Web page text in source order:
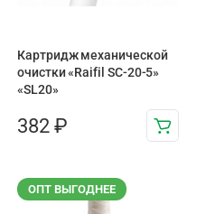
Картридж механической
очистки «Raifil SC-20-5»
«SL20»
382 ₽
ОПТ ВЫГОДНЕЕ